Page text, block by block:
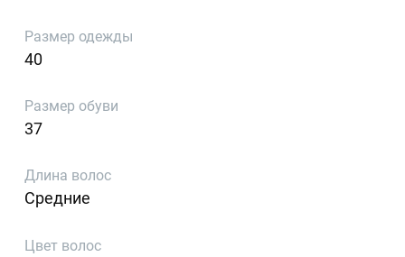
Размер одежды
40
Размер обуви
37
Длина волос
Средние
Цвет волос